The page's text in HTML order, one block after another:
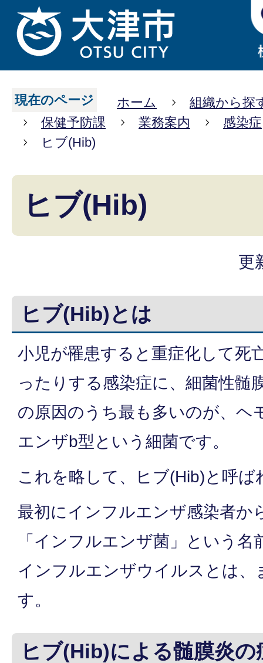
現在のページ ホーム
組織から探
保健予防課
業務案内
感染症
ヒブ(Hib)
ヒブ(Hib)
更
ヒブ(Hib)とは
小児が罹患すると重症化して死
ったりする感染症に、細菌性髄
の原因のうち最も多いのが、ヘ
エンザb型という細菌です。
これを略して、ヒブ(Hib)と呼ば
最初にインフルエンザ感染者か
「インフルエンザ菌」という
インフルエンザウイルスとは、
す。
ヒブ(Hib)による髄膜炎